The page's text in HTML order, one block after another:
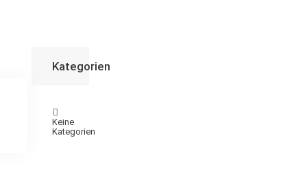
Kategorien
Keine
Kategorien